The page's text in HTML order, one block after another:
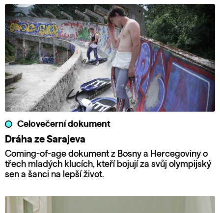
Celovečerní dokument
Dráha ze Sarajeva
Coming-of-age dokument z Bosny a Hercegoviny o
třech mladých klucích, kteří bojují za svůj olympijský
sen a šanci na lepší život.